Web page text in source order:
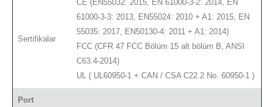
Sertifikalar
CE (EN55032: 2015, EN 61000-3-2: 2014, EN
61000-3-3: 2013, EN55024: 2010 + A1: 2015, EN
55035: 2017, EN50130-4: 2011 + A1: 2014)
FCC (CFR 47 FCC Bölüm 15 alt bölüm B, ANSI
C63.4-2014)
UL ( UL60950-1 + CAN / CSA C22.2 No. 60950-1 )
Port